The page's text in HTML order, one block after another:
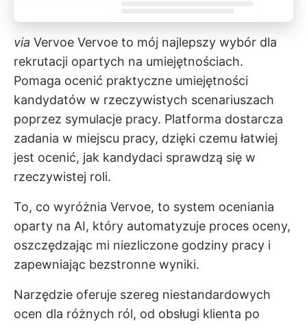
via Vervoe Vervoe to mój najlepszy wybór dla
rekrutacji opartych na umiejętnościach.
Pomaga ocenić praktyczne umiejętności
kandydatów w rzeczywistych scenariuszach
poprzez symulacje pracy. Platforma dostarcza
zadania w miejscu pracy, dzięki czemu łatwiej
jest ocenić, jak kandydaci sprawdzą się w
rzeczywistej roli.
To, co wyróżnia Vervoe, to system oceniania
oparty na AI, który automatyzuje proces oceny,
oszczędzając mi niezliczone godziny pracy i
zapewniając bezstronne wyniki.
Narzędzie oferuje szereg niestandardowych
ocen dla różnych ról, od obsługi klienta po